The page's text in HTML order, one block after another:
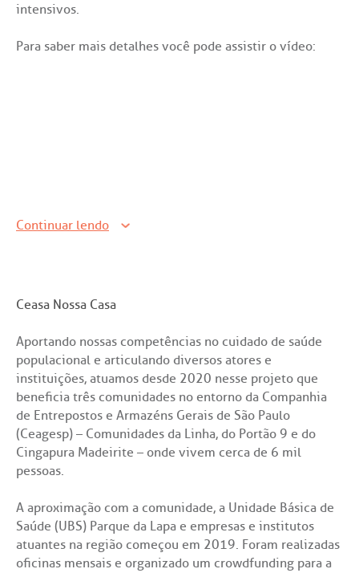
São Paulo - SP
Saiba mais
Endereço:
R. Colômbia, 332
CEP: 01438-000 | Jardim Paulista
São Paulo - SP
Conosco
de Bioética
de Sangue
de órgãos
de cuidado
intensivos.
Para saber mais detalhes você pode assistir o vídeo:
Continuar lendo
Ceasa Nossa Casa
Aportando nossas competências no cuidado de saúde
populacional e articulando diversos atores e
instituições, atuamos desde 2020 nesse projeto que
beneficia três comunidades no entorno da Companhia
de Entrepostos e Armazéns Gerais de São Paulo
(Ceagesp) – Comunidades da Linha, do Portão 9 e do
Cingapura Madeirite – onde vivem cerca de 6 mil
pessoas.
A aproximação com a comunidade, a Unidade Básica de
Saúde (UBS) Parque da Lapa e empresas e institutos
atuantes na região começou em 2019. Foram realizadas
oficinas mensais e organizado um crowdfunding para a